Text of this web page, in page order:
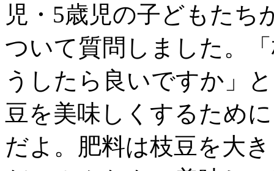
児・5歳児の子どもたち
ついて質問しました。
うしたら良いですか」
豆を美味しくするため
だよ。肥料は枝豆を大